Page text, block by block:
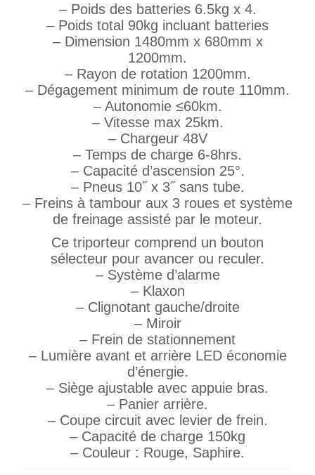
– Poids des batteries 6.5kg x 4.
– Poids total 90kg incluant batteries
– Dimension 1480mm x 680mm x
1200mm.
– Rayon de rotation 1200mm.
– Dégagement minimum de route 110mm.
– Autonomie ≤60km.
– Vitesse max 25km.
– Chargeur 48V
– Temps de charge 6-8hrs.
– Capacité d’ascension 25°.
– Pneus 10˝ x 3˝ sans tube.
– Freins à tambour aux 3 roues et système
de freinage assisté par le moteur.
Ce triporteur comprend un bouton
sélecteur pour avancer ou reculer.
– Système d’alarme
– Klaxon
– Clignotant gauche/droite
– Miroir
– Frein de stationnement
– Lumière avant et arrière LED économie
d’énergie.
– Siège ajustable avec appuie bras.
– Panier arrière.
– Coupe circuit avec levier de frein.
– Capacité de charge 150kg
– Couleur : Rouge, Saphire.